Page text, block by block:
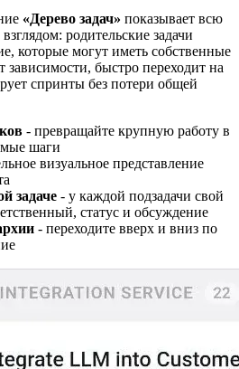
«Дерево задач» показывает всю
родительские задачи
которые могут иметь собственные
зависимости, быстро переходит на
спринты без потери общей
- превращайте крупную работу в
шаги
визуальное представление
задаче - у каждой подзадачи свой
статус и обсуждение
- переходите вверх и вниз по